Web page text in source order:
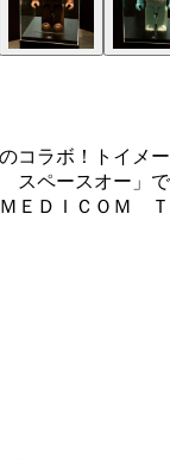
またアパレル、
ん中）。光り輝
ンズ」シリーズ
ィちゃんとマイ
ＩＣＫ Ｂ＠Ｂ
ランド「ＭＩＬ
ツリータウン・
ブリックやＲ＠
ク。（右から）
カリモク３種類
で発売された開
ＩＣＫ Ｃ－３
ＯＰＥＲ（ＴＭ
ＢＲＩＣＫ Ｓ
０％ ＆ ４００
で発売された開
ＢＲＩＣＫ（貫
浮造）』
コラボ！トイメー
スペースオー」で
ＥＤＩＣＯＭ Ｔ